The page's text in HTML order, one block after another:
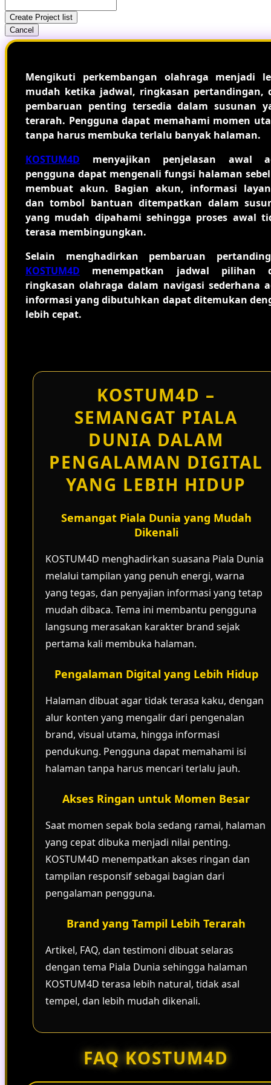
Create Project list
Cancel
Mengikuti perkembangan olahraga menjadi
mudah ketika jadwal, ringkasan pertandingan,
pembaruan penting tersedia dalam susunan
terarah. Pengguna dapat memahami momen
tanpa harus membuka terlalu banyak halaman.
KOSTUM4D menyajikan penjelasan awal
pengguna dapat mengenali fungsi halaman
membuat akun. Bagian akun, informasi
dan tombol bantuan ditempatkan dalam
yang mudah dipahami sehingga proses awal
terasa membingungkan.
Selain menghadirkan pembaruan
KOSTUM4D menempatkan jadwal pilihan
ringkasan olahraga dalam navigasi sederhana
informasi yang dibutuhkan dapat ditemukan
lebih cepat.
KOSTUM4D –
SEMANGAT PIALA
DUNIA DALAM
PENGALAMAN DIGITAL
YANG LEBIH HIDUP
Semangat Piala Dunia yang Mudah
Dikenali
KOSTUM4D menghadirkan suasana Piala Dunia
melalui tampilan yang penuh energi, warna
yang tegas, dan penyajian informasi yang tetap
mudah dibaca. Tema ini membantu pengguna
langsung merasakan karakter brand sejak
pertama kali membuka halaman.
Pengalaman Digital yang Lebih Hidup
Halaman dibuat agar tidak terasa kaku, dengan
alur konten yang mengalir dari pengenalan
brand, visual utama, hingga informasi
pendukung. Pengguna dapat memahami isi
halaman tanpa harus mencari terlalu jauh.
Akses Ringan untuk Momen Besar
Saat momen sepak bola sedang ramai, halaman
yang cepat dibuka menjadi nilai penting.
KOSTUM4D menempatkan akses ringan dan
tampilan responsif sebagai bagian dari
pengalaman pengguna.
Brand yang Tampil Lebih Terarah
Artikel, FAQ, dan testimoni dibuat selaras
dengan tema Piala Dunia sehingga halaman
KOSTUM4D terasa lebih natural, tidak asal
tempel, dan lebih mudah dikenali.
FAQ KOSTUM4D